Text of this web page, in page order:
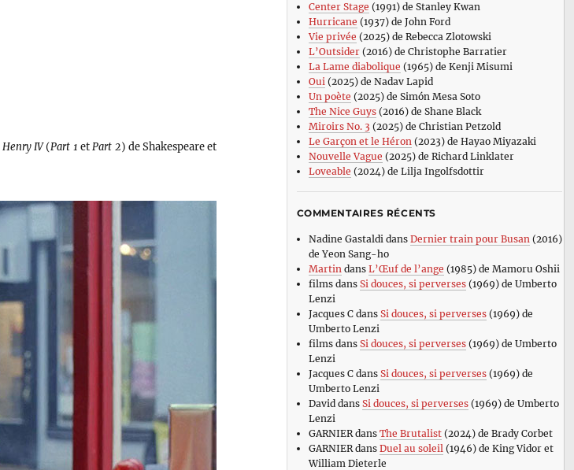
Henry IV(Part 1 et Part 2) de Shakespeare et
Center Stage (1991) de Stanley Kwan
Hurricane (1937) de John Ford
Vie privée (2025) de Rebecca Zlotowski
L’Outsider(2016) de Christophe Barratier
La Lame diabolique (1965) de Kenji Misumi
Oui(2025) de Nadav Lapid
Un poète (2025) de Simón Mesa Soto
The Nice Guys(2016) de Shane Black
Miroirs No. 3 (2025) de Christian Petzold
Le Garçon et le Héron(2023) de Hayao Miyazaki
Nouvelle Vague (2025) de Richard Linklater
Loveable (2024) de Lilja Ingolfsdottir
COMMENTAIRES RÉCENTS
Nadine Gastaldi dans Dernier train pour Busan (2016)
de Yeon Sang-ho
Martin dans L’Œuf de l’ange (1985) de Mamoru Oshii
filmsdans Si douces, si perverses(1969) de Umberto
Lenzi
Jacques Cdans Si douces, si perverses(1969) de
Umberto Lenzi
filmsdans Si douces, si perverses(1969) de Umberto
Lenzi
Jacques Cdans Si douces, si perverses(1969) de
Umberto Lenzi
David dans Si douces, si perverses(1969) de Umberto
Lenzi
GARNIERdans The Brutalist(2024) de Brady Corbet
GARNIERdans Duel au soleil (1946) de King Vidor et
William Dieterle